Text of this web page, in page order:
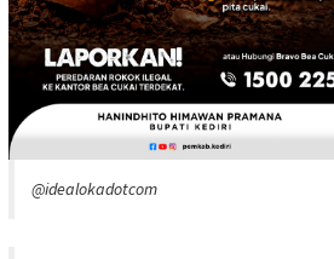
@idealokadotcom